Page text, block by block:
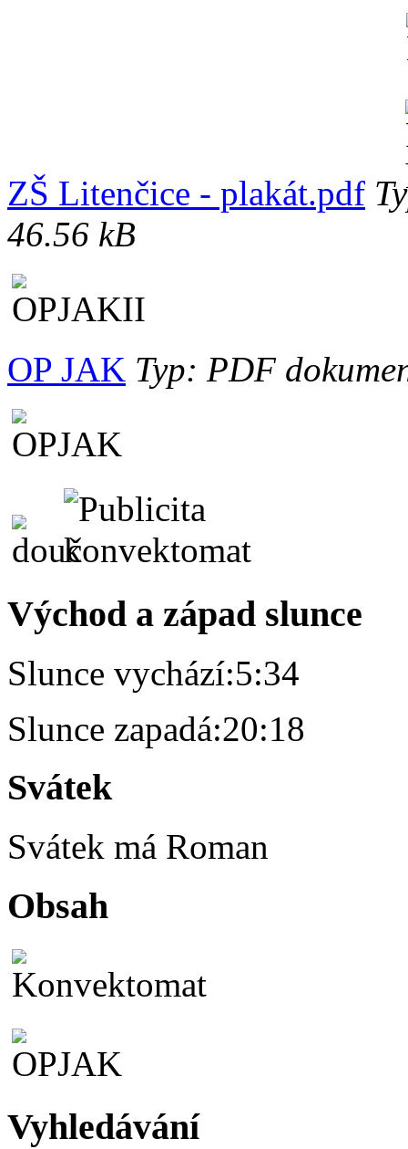
ZŠ Litenčice - plakát.pdf
46.56 kB
OP JAK Typ: PDF
Východ a západ slunce
Slunce vychází:5:34
Slunce zapadá:20:18
Svátek
Svátek má Roman
Obsah
Vyhledávání